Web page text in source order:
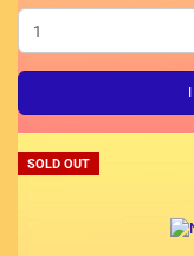
SOLD OUT